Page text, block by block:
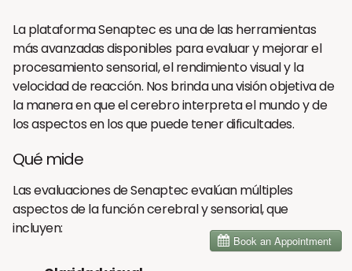
La plataforma Senaptec es una de las herramientas
más avanzadas disponibles para evaluar y mejorar el
procesamiento sensorial, el rendimiento visual y la
velocidad de reacción. Nos brinda una visión objetiva de
la manera en que el cerebro interpreta el mundo y de
los aspectos en los que puede tener dificultades.
Qué mide
Las evaluaciones de Senaptec evalúan múltiples
aspectos de la función cerebral y sensorial, que
incluyen: